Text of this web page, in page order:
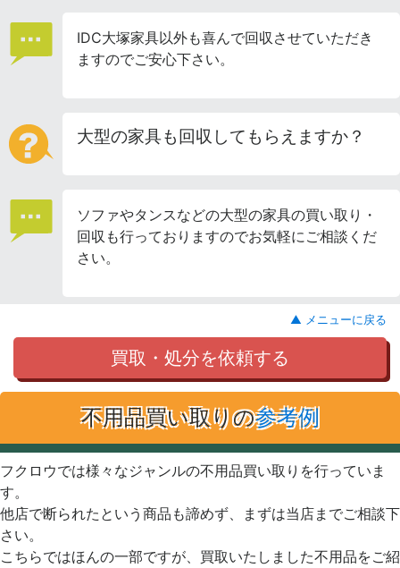
IDC大塚家具以外も喜んで回収させていただき
ますのでご安心下さい。
大型の家具も回収してもらえますか？
ソファやタンスなどの大型の家具の買い取り・
回収も行っておりますのでお気軽にご相談くだ
さい。
▲ メニューに戻る
買取・処分を依頼する
不用品買い取りの参考例
フクロウでは様々なジャンルの不用品買い取りを行っていま
す。
他店で断られたという商品も諦めず、まずは当店までご相談下
さい。
こちらではほんの一部ですが、買取いたしました不用品をご紹